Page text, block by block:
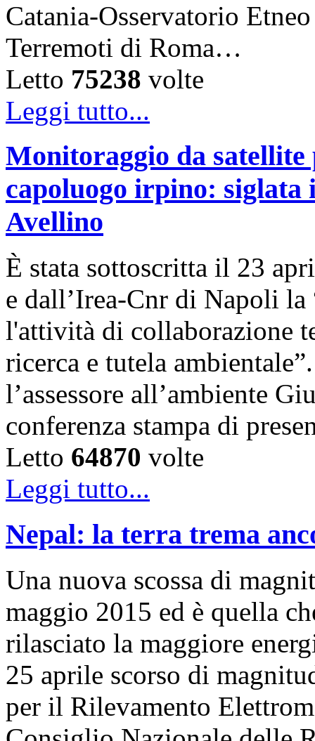
Catania-Osservatorio
Terremoti di Roma…
Letto 75238 volte
Leggi tutto...
Monitoraggio da satellite
capoluogo irpino: siglata
Avellino
È stata sottoscritta il 23
e dall’Irea-Cnr di Napoli
l'attività di collaborazione
ricerca e tutela
l’assessore all’ambiente
conferenza stampa di
Letto 64870 volte
Leggi tutto...
Nepal: la terra trema
Una nuova scossa di
maggio 2015 ed è quella
rilasciato la maggiore
25 aprile scorso di
per il Rilevamento